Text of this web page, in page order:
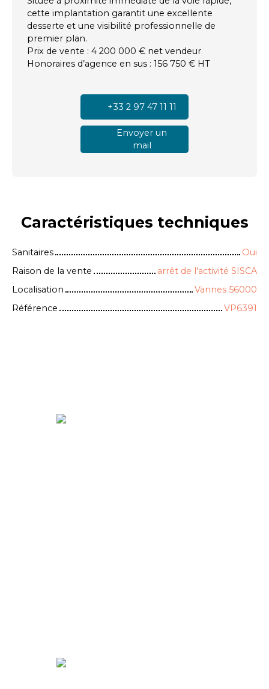
cette implantation garantit une excellente
desserte et une visibilité professionnelle de
premier plan.
Prix de vente : 4 200 000 € net vendeur
Honoraires d’agence en sus : 156 750 € HT
+33 2 97 47 11 11
Envoyer un
mail
Caractéristiques techniques
Sanitaires
Oui
Raison de la vente
arrêt de l'activité SISCA
Localisation
Vannes 56000
Référence
VP6391